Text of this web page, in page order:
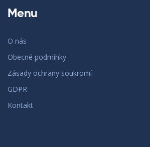
Menu
O nás
Obecné podmínky
Zásady ochrany soukromí
GDPR
Kontakt